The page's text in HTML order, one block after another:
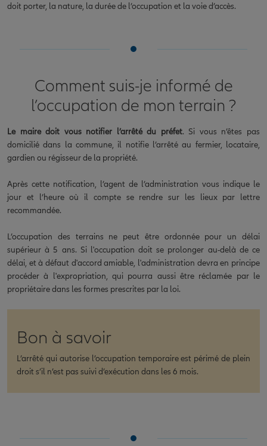
doit porter, la nature, la durée de l’occupation et la voie d’accès.
Comment suis-je informé de
l’occupation de mon terrain ?
Le maire doit vous notifier l’arrêté du préfet. Si vous n’êtes pas
domicilié dans la commune, il notifie l’arrêté au fermier, locataire,
gardien ou régisseur de la propriété.
Après cette notification, l’agent de l’administration vous indique le
jour et l’heure où il compte se rendre sur les lieux par lettre
recommandée.
L’occupation des terrains ne peut être ordonnée pour un délai
supérieur à 5 ans. Si l'occupation doit se prolonger au-delà de ce
délai, et à défaut d'accord amiable, l'administration devra en principe
procéder à l'expropriation, qui pourra aussi être réclamée par le
propriétaire dans les formes prescrites par la loi.
Bon à savoir
L’arrêté qui autorise l’occupation temporaire est périmé de plein
droit s’il n’est pas suivi d’exécution dans les 6 mois.